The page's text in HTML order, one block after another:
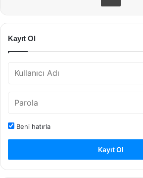
Kayıt Ol
Beni hatırla
Kayıt Ol